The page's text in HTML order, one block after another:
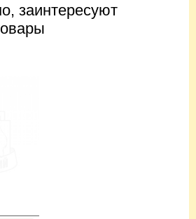
заинтересуют